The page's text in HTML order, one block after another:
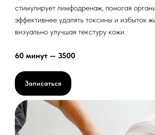
стимулирует лимфодренаж, помогая
эффективнее удалять токсины и избыток
визуально улучшая текстуру кожи.
60 минут — 3500
Записаться